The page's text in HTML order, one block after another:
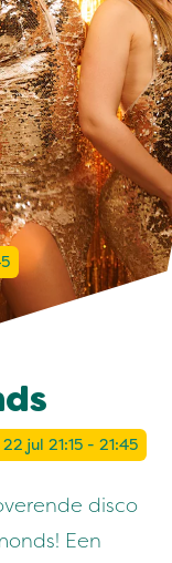
jul 21:15 - 21:45
disco
Een